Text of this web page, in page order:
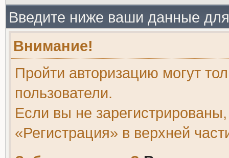
Введите ниже ваши данные
Внимание!
Пройти авторизацию могут
пользователи.
Если вы не
«Регистрация» в верхней